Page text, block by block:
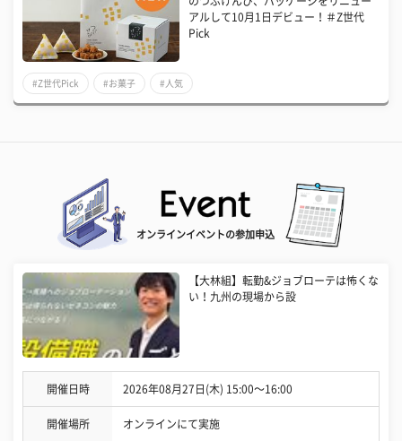
アルして10月1日デビュー！＃Z世代
Pick
#Z世代Pick #お菓子 #人気
オンラインイベントの参加申込
【大林組】転勤&ジョブローテは怖くな
い！九州の現場から設
開催日時 2026年08月27日(木) 15:00〜16:00
開催場所 オンラインにて実施